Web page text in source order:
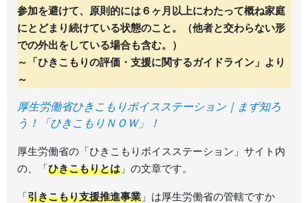
参加を避けて、原則的には６ヶ月以上にわたって概ね家庭
にとどまり続けている状態のこと。（他者と交わらない形
での外出をしている場合も含む。）
～「ひきこもりの評価・支援に関するガイドライン」より
～
厚生労働省ひきこもりボイスステーション｜まず知ろ
う！「ひきこもりＮＯＷ」！
厚生労働省の「ひきこもりボイスステーション」サイト内
の、「ひきこもりとは 」の文章です。
「引きこもり支援推進事業 」は厚生労働省の管轄ですか